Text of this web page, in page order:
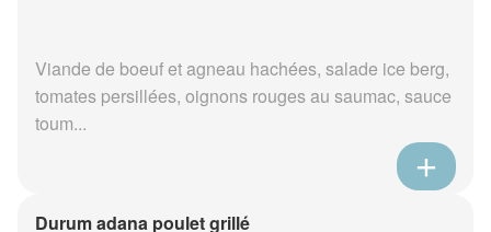
Viande de boeuf et agneau hachées, salade ice berg,
tomates persillées, oignons rouges au saumac, sauce
toum...
Durum adana poulet grillé